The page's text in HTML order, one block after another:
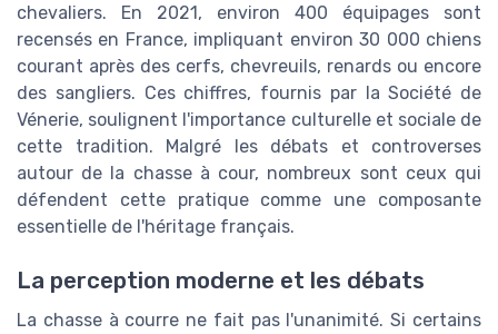
chevaliers. En 2021, environ 400 équipages sont
recensés en France, impliquant environ 30 000 chiens
courant après des cerfs, chevreuils, renards ou encore
des sangliers. Ces chiffres, fournis par la Société de
Vénerie, soulignent l'importance culturelle et sociale de
cette tradition. Malgré les débats et controverses
autour de la chasse à cour, nombreux sont ceux qui
défendent cette pratique comme une composante
essentielle de l'héritage français.
La perception moderne et les débats
La chasse à courre ne fait pas l'unanimité. Si certains